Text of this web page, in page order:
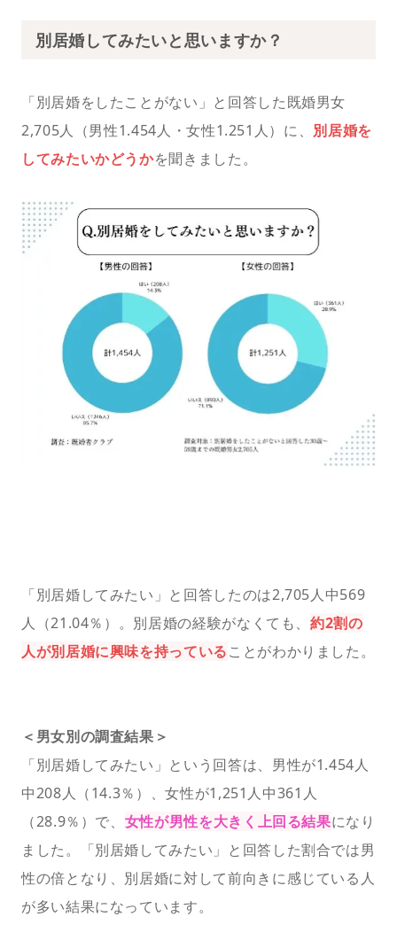
別居婚してみたいと思いますか？
「別居婚をしたことがない」と回答した既婚男女
2,705人（男性1.454人・女性1.251人）に、 別居婚を
してみたいかどうかを聞きました。
「別居婚してみたい」と回答したのは2,705人中569
人（21.04％）。別居婚の経験がなくても、約2割の
人が別居婚に興味を持っていることがわかりました。
＜男女別の調査結果＞
「別居婚してみたい」という回答は、男性が1.454人
中208人（14.3％）、女性が1,251人中361人
（28.9％）で、 女性が男性を大きく上回る結果になり
ました。「別居婚してみたい」と回答した割合では男
性の倍となり、別居婚に対して前向きに感じている人
が多い結果になっています。